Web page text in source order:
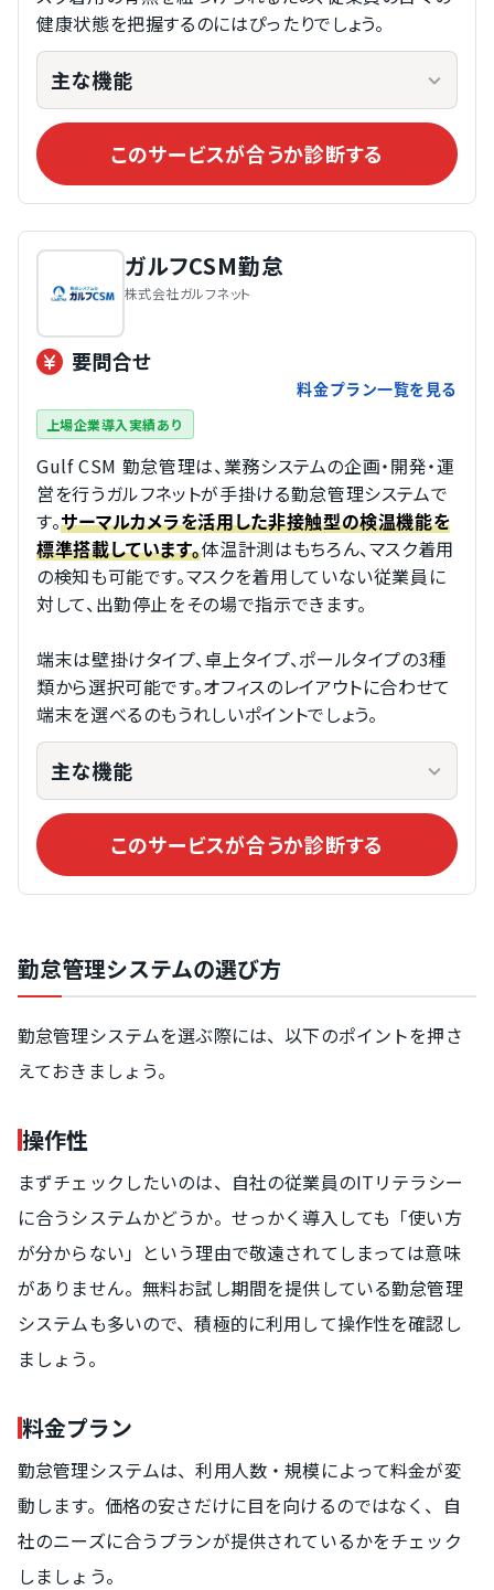
健康状態を把握するのにはぴったりでしょう。
主な機能
このサービスが合うか診断する
ガルフCSM勤怠
株式会社ガルフネット
要問合せ
料金プラン一覧を見る
上場企業導入実績あり
Gulf CSM 勤怠管理は、業務システムの企画・開発・運
営を行うガルフネットが手掛ける勤怠管理システムで
す。サーマルカメラを活用した非接触型の検温機能を
標準搭載しています。体温計測はもちろん、マスク着用
の検知も可能です。マスクを着用していない従業員に
対して、出勤停止をその場で指示できます。
端末は壁掛けタイプ、卓上タイプ、ポールタイプの3種
類から選択可能です。オフィスのレイアウトに合わせて
端末を選べるのもうれしいポイントでしょう。
主な機能
このサービスが合うか診断する
勤怠管理システムの選び方
勤怠管理システムを選ぶ際には、以下のポイントを押さ
えておきましょう。
操作性
まずチェックしたいのは、自社の従業員のITリテラシー
に合うシステムかどうか。せっかく導入しても「使い方
が分からない」という理由で敬遠されてしまっては意味
がありません。無料お試し期間を提供している勤怠管理
システムも多いので、積極的に利用して操作性を確認し
ましょう。
料金プラン
勤怠管理システムは、利用人数・規模によって料金が変
動します。価格の安さだけに目を向けるのではなく、自
社のニーズに合うプランが提供されているかをチェック
しましょう。